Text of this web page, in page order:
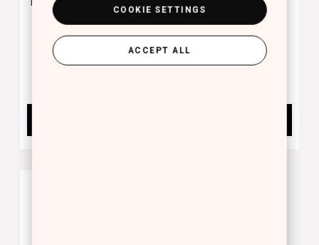
Next
10.00 €
COOKIE SETTINGS
ACCEPT ALL